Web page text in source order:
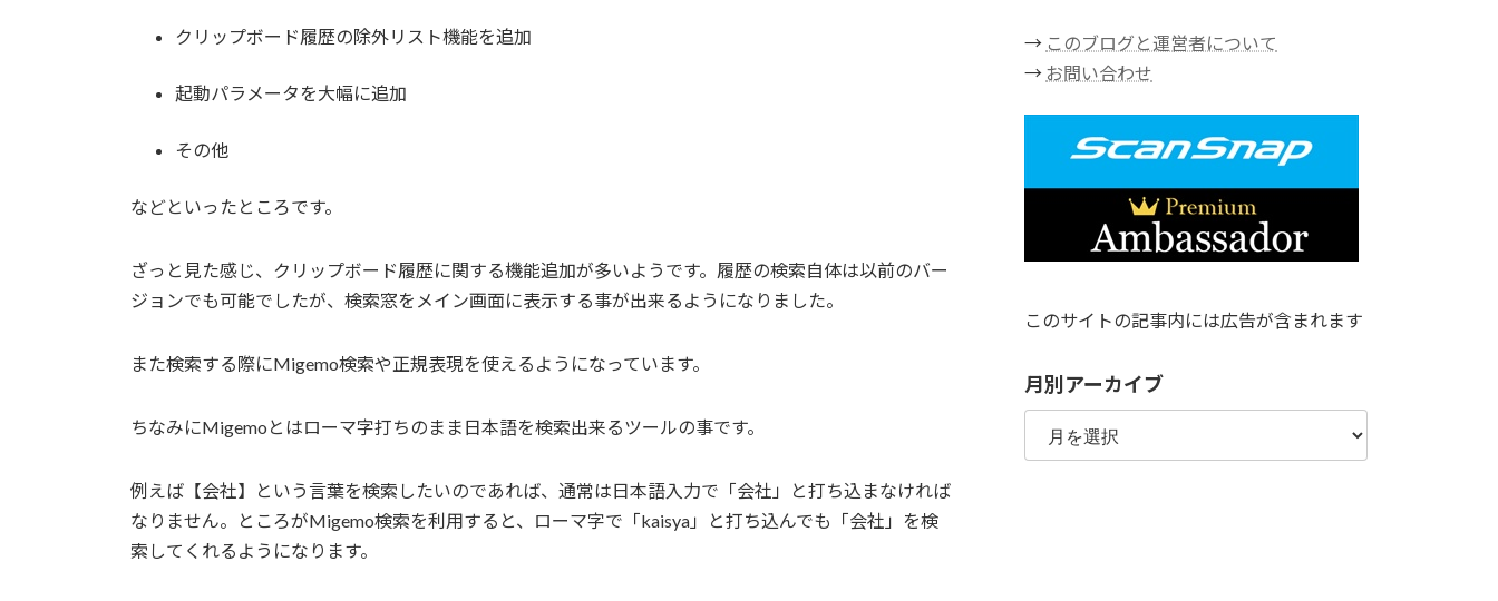
クリップボード履歴の除外リスト機能を追加
起動パラメータを大幅に追加
その他
などといったところです。
ざっと見た感じ、クリップボード履歴に関する機能追加が多いようです。履歴の検索自体は以前のバー
ジョンでも可能でしたが、検索窓をメイン画面に表示する事が出来るようになりました。
また検索する際にMigemo検索や正規表現を使えるようになっています。
ちなみにMigemoとはローマ字打ちのまま日本語を検索出来るツールの事です。
例えば【会社】という言葉を検索したいのであれば、通常は日本語入力で「会社」と打ち込まなければ
なりません。ところがMigemo検索を利用すると、ローマ字で「kaisya」と打ち込んでも「会社」を検
索してくれるようになります。
→ このブログと運営者について
→ お問い合わせ
このサイトの記事内には広告が含まれます
月別アーカイブ
月
ア